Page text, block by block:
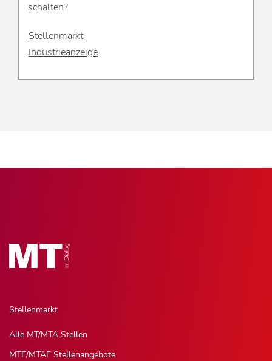
schalten?
Stellenmarkt
Industrieanzeige
Stellenmarkt
Alle MT/MTA Stellen
MTF/MTAF Stellenangebote